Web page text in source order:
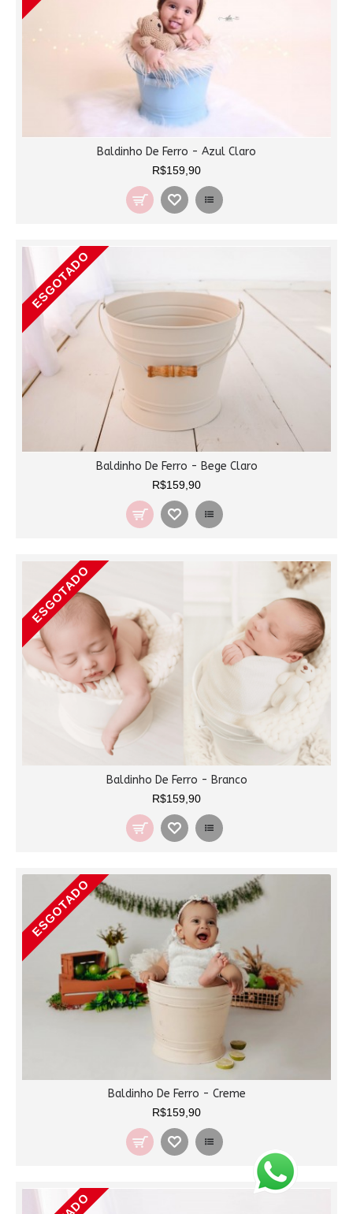
Baldinho De Ferro - Azul Claro
R$159,90
ESGOTADO
Baldinho De Ferro - Bege Claro
R$159,90
ESGOTADO
Baldinho De Ferro - Branco
R$159,90
ESGOTADO
Baldinho De Ferro - Creme
R$159,90